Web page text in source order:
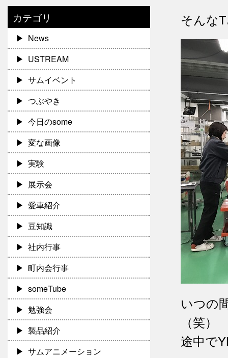
そんな
いつの
（笑）
途中で
カテゴリ
News
USTREAM
サムイベント
つぶやき
今日のsome
変な画像
実験
展示会
愛車紹介
豆知識
社内行事
町内会行事
someTube
勉強会
製品紹介
サムアニメーション